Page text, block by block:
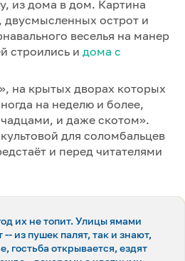
из дома в дом. Картина
двусмысленных острот и
веселья на манер
строились и дома с
на крытых дворах которых
на неделю и более,
и даже скотом».
для соломбальцев
и перед читателями
их не топит. Улицы ямами
из пушек палят, так и знают,
гостьба открывается, ездят